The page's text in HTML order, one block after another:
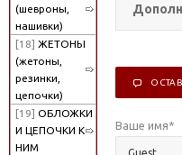
(шевроны,
нашивки)
[18] ЖЕТОНЫ
(жетоны,
резинки,
цепочки)
[19] ОБЛОЖКИ
И ЦЕПОЧКИ К
НИМ
Ваше имя*